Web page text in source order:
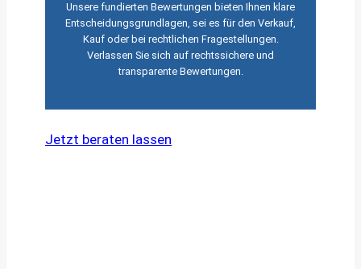
Unsere fundierten Bewertungen bieten Ihnen klare
Entscheidungsgrundlagen, sei es für den Verkauf,
Kauf oder bei rechtlichen Fragestellungen.
Verlassen Sie sich auf rechtssichere und
transparente Bewertungen.
Jetzt beraten lassen